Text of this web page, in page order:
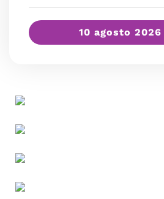
10 agosto 2026